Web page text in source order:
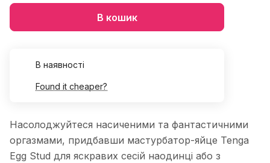
В кошик
В наявності
Found it cheaper?
Насолоджуйтеся насиченими та фантастичними
оргазмами, придбавши мастурбатор-яйце Tenga
Egg Stud для яскравих сесій наодинці або з